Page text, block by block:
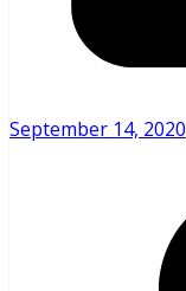
September 14, 2020